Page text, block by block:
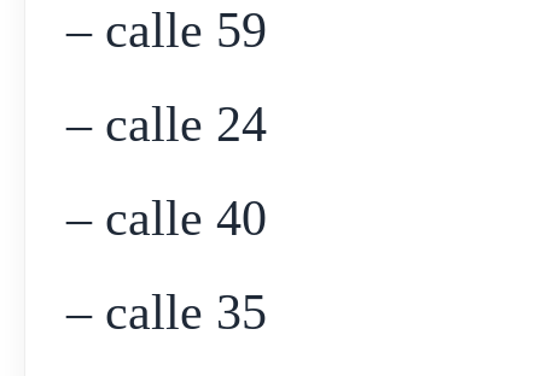
– calle 59
– calle 24
– calle 40
– calle 35